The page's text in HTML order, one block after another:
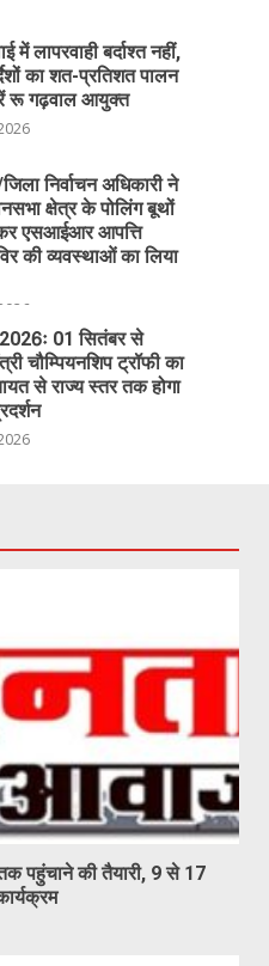
में लापरवाही बर्दाश्त नहीं,
का शत-प्रतिशत पालन
रू गढ़वाल आयुक्त
निर्वाचन अधिकारी ने
क्षेत्र के पोलिंग बूथों
कर एसआईआर आपत्ति
की व्यवस्थाओं का लिया
01 सितंबर से
चौम्पियनशिप ट्रॉफी का
से राज्य स्तर तक होगा
पहुंचाने की तैयारी, 9 से 17